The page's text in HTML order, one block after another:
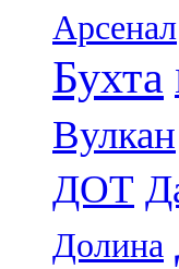
Арсенал
Бухта
Вулкан
ДОТ
Долина